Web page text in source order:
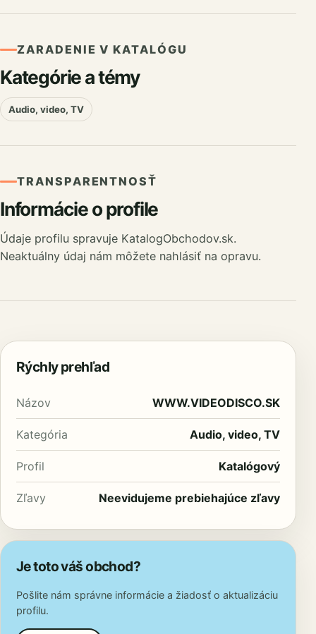
ZARADENIE V KATALÓGU
Kategórie a témy
Audio, video, TV
TRANSPARENTNOSŤ
Informácie o profile
Údaje profilu spravuje KatalogObchodov.sk.
Neaktuálny údaj nám môžete nahlásiť na opravu.
Rýchly prehľad
Názov WWW.VIDEODISCO.SK
Kategória Audio, video, TV
Profil Katalógový
Zľavy Neevidujeme prebiehajúce zľavy
Je toto váš obchod?
Pošlite nám správne informácie a žiadosť o aktualizáciu
profilu.